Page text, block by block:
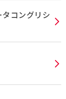
コングリシ